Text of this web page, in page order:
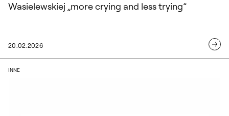
Wasielewskiej „more crying and less trying”
20.02.2026
THE MAKERS – ASP w Warszawie w
INNE